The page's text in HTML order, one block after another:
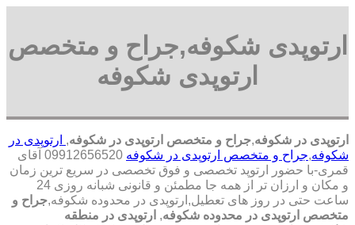
ارتوپدی شکوفه,جراح و متخصص
ارتوپدی شکوفه
ارتوپدی در شکوفه,جراح و متخصص ارتوپدی در شکوفه, ارتوپدی در
شکوفه,جراح و متخصص ارتوپدی در شکوفه
09912656520 آقای
قمری-با حضور ارتوپد تخصصی و فوق تخصصی در سریع ترین زمان
و مکان و ارزان تر از همه جا مطمئن و قانونی شبانه روزی 24
ساعت حتی در روز های تعطیل,ارتوپدی در محدوده شکوفه,جراح و
متخصص ارتوپدی در محدوده شکوفه, ارتوپدی در منطقه